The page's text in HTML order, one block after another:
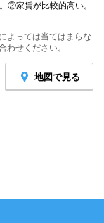
②家賃が比較的高い。
よっては当てはまらな
わせください。
地図で見る